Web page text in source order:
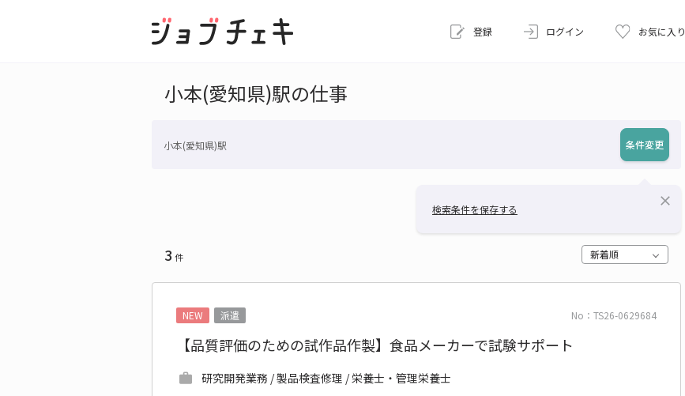
登録 ログイン お気に入り
小本(愛知県)駅の仕事
小本(愛知県)駅 条件変更
検索条件を保存する
close
3 件 新着順
No：TS26-0629684
NEW 派遣
【品質評価のための試作品作製】食品メーカーで試験サポート
研究開発業務 / 製品検査修理 / 栄養士・管理栄養士